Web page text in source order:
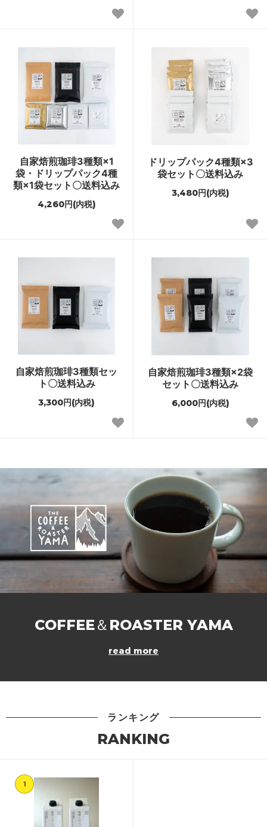
自家焙煎珈琲3種類×1
袋・ドリップパック4種
類×1袋セット〇送料込み
4,260円(内税)
ドリップパック4種類×3
袋セット〇送料込み
3,480円(内税)
自家焙煎珈琲3種類セッ
ト〇送料込み
3,300円(内税)
自家焙煎珈琲3種類×2袋
セット〇送料込み
6,000円(内税)
COFFEE＆ROASTER YAMA
read more
ランキング
RANKING
1